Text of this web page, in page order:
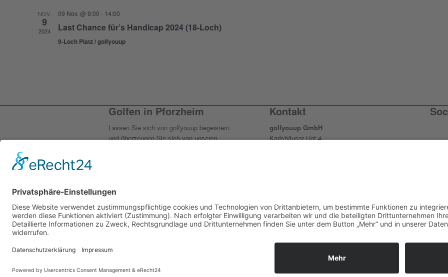
NOV.
9
2024
09 Nov. @ 9:00 - 14:00
Last Chance für’s Handicap 2024 (18-Loch)
9-Loch Platz / golfyouup
Golfen in Pforzheim
Lassen Sie sich von golfyouup begeistern
und überzeugen Sie sich von unseren
tolle Erlebnisse und den perfekten Abschlag.
Kontakt
golfyouup GmbH
Karlshäuser Hof 4
© 2020 golfyouup GmbH | Konzept, Design und Code by KRAFTJUNGS
Impressum
Datenschutzerklärung
Widerrufsbelehrung